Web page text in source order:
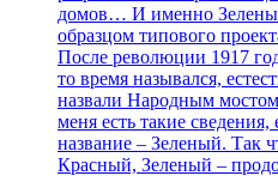
домов… И именно
образцом типового
После революции 1917
то время назывался,
назвали Народным
меня есть такие
название – Зеленый. Так
Красный, Зеленый –